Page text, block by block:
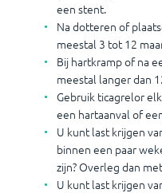
een stent.
Na dotteren of
meestal 3 tot 12
Bij hartkramp of na
meestal langer dan
Gebruik ticagrelor
een hartaanval of
U kunt last krijgen
binnen een paar
zijn? Overleg dan
U kunt last krijgen